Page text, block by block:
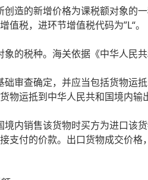
造的新增价格为课税额对象的
税，进环节增值税代码为”L“。
税种。海关依据《中华人民
审查确定，并应当包括货物运
运抵到中华人民共和国境内输
销售该货物时买方为进口该
付的价款。出口货物成交价